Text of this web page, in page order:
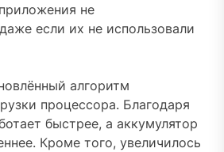
не
если их не использовали
алгоритм
процессора. Благодаря
быстрее, а аккумулятор
Кроме того, увеличилось